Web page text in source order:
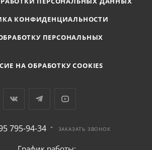
КОНФИДЕНЦИАЛЬНОСТИ
ПЕРСОНАЛЬНЫХ
НА ОБРАБОТКУ COOKIES
795-94-34 ЗАКАЗАТЬ ЗВОНОК